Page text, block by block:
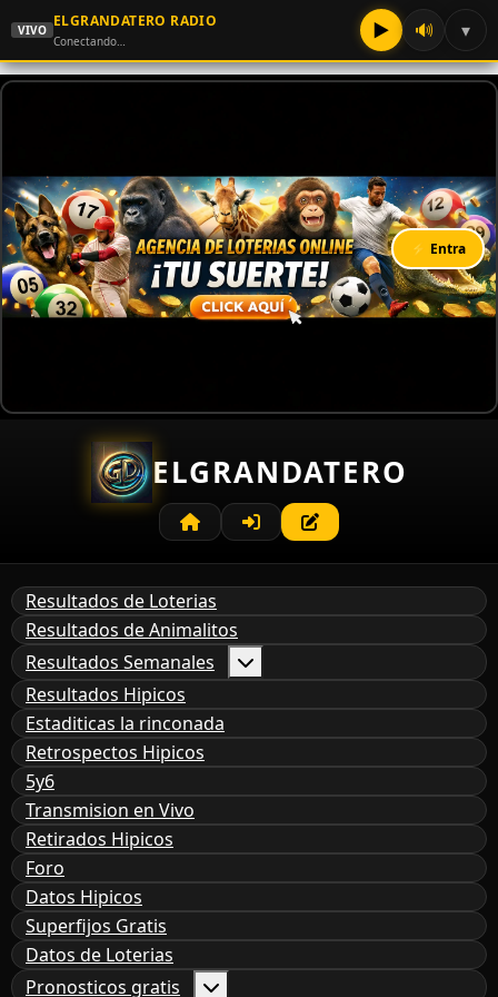
VIVO
ELGRANDATERO RADIO
Conectando… ▶ 🔊 ▾
⚡ Entra
ELGRANDATERO
Resultados de Loterias
Resultados de Animalitos
Resultados Semanales
Resultados Hipicos
Estaditicas la rinconada
Retrospectos Hipicos
5y6
Transmision en Vivo
Retirados Hipicos
Foro
Datos Hipicos
Superfijos Gratis
Datos de Loterias
Pronosticos gratis